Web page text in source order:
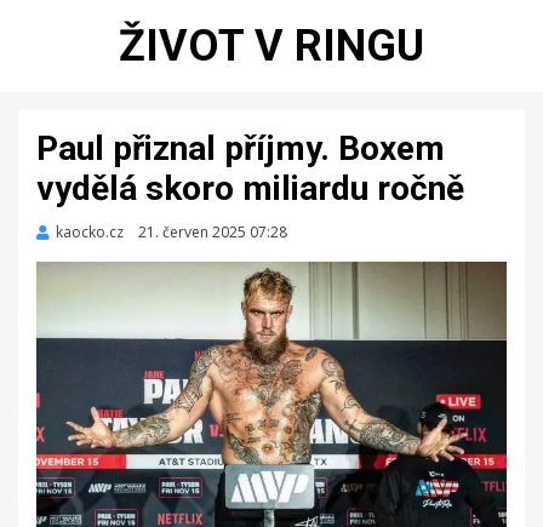
ŽIVOT V RINGU
Paul přiznal příjmy. Boxem
vydělá skoro miliardu ročně
kaocko.cz
Zveřejněno
21. červen 2025 07:28